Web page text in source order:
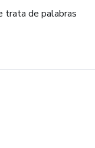
trata de palabras